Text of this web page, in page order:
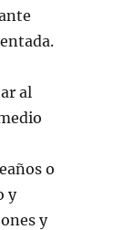
al
o
y
y